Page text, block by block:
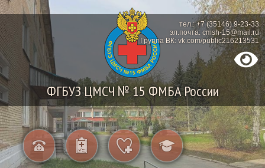
ФГБУЗ ЦМСЧ № 15 ФМБА России
тел.: +7 (35146) 9-23-33
эл.почта: cmsh-15@mail.ru
Группа ВК: vk.com/public216213531